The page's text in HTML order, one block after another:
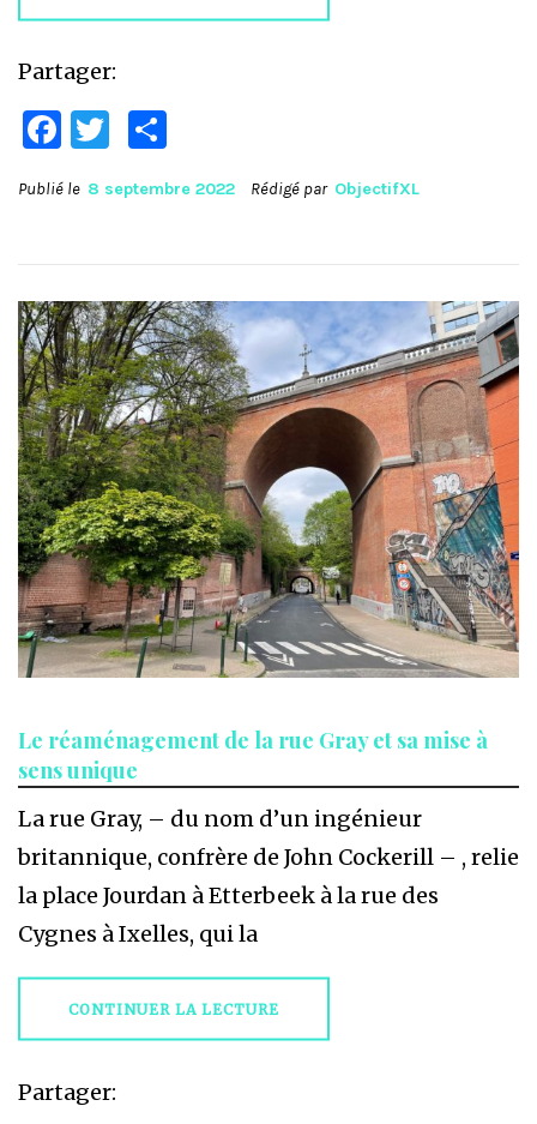
Partager:
Facebook
Twitter
Publié le 8 septembre 2022 Rédigé par ObjectifXL
Le réaménagement de la rue Gray et sa mise à
sens unique
La rue Gray, – du nom d’un ingénieur
britannique, confrère de John Cockerill – , relie
la place Jourdan à Etterbeek à la rue des
Cygnes à Ixelles, qui la
CONTINUER LA LECTURE
Partager: